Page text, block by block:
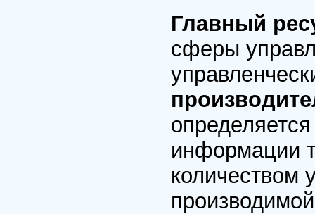
Главный
сферы
информации
количеством